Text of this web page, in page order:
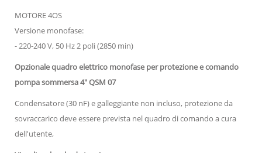
MOTORE 4OS
Versione monofase:
- 220-240 V, 50 Hz 2 poli (2850 min)
Opzionale quadro elettrico monofase per protezione e comando
pompa sommersa 4" QSM 07
Condensatore (30 nF) e galleggiante non incluso, protezione da
sovraccarico deve essere prevista nel quadro di comando a cura
dell'utente,